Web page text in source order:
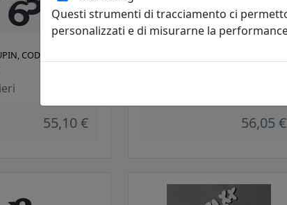
COD.
55,10 € 56,05 €
Questi strumenti di tracciamento ci
personalizzati e di misurarne la